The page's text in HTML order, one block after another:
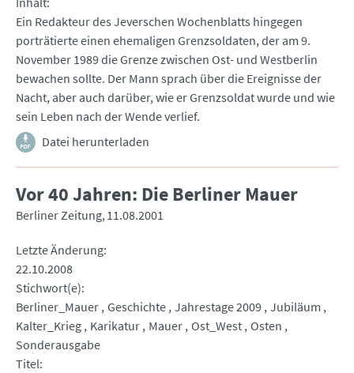
Ein Redakteur des Jeverschen Wochenblatts hingegen
porträtierte einen ehemaligen Grenzsoldaten, der am 9.
November 1989 die Grenze zwischen Ost- und Westberlin
bewachen sollte. Der Mann sprach über die Ereignisse der
Nacht, aber auch darüber, wie er Grenzsoldat wurde und wie
sein Leben nach der Wende verlief.
Datei herunterladen
Vor 40 Jahren: Die Berliner Mauer
Berliner Zeitung 11.08.2001
Letzte Änderung
22.10.2008
Stichwort(e)
Berliner_Mauer Geschichte Jahrestage 2009 Jubiläum
Kalter_Krieg Karikatur Mauer Ost_West Osten
Sonderausgabe
Titel